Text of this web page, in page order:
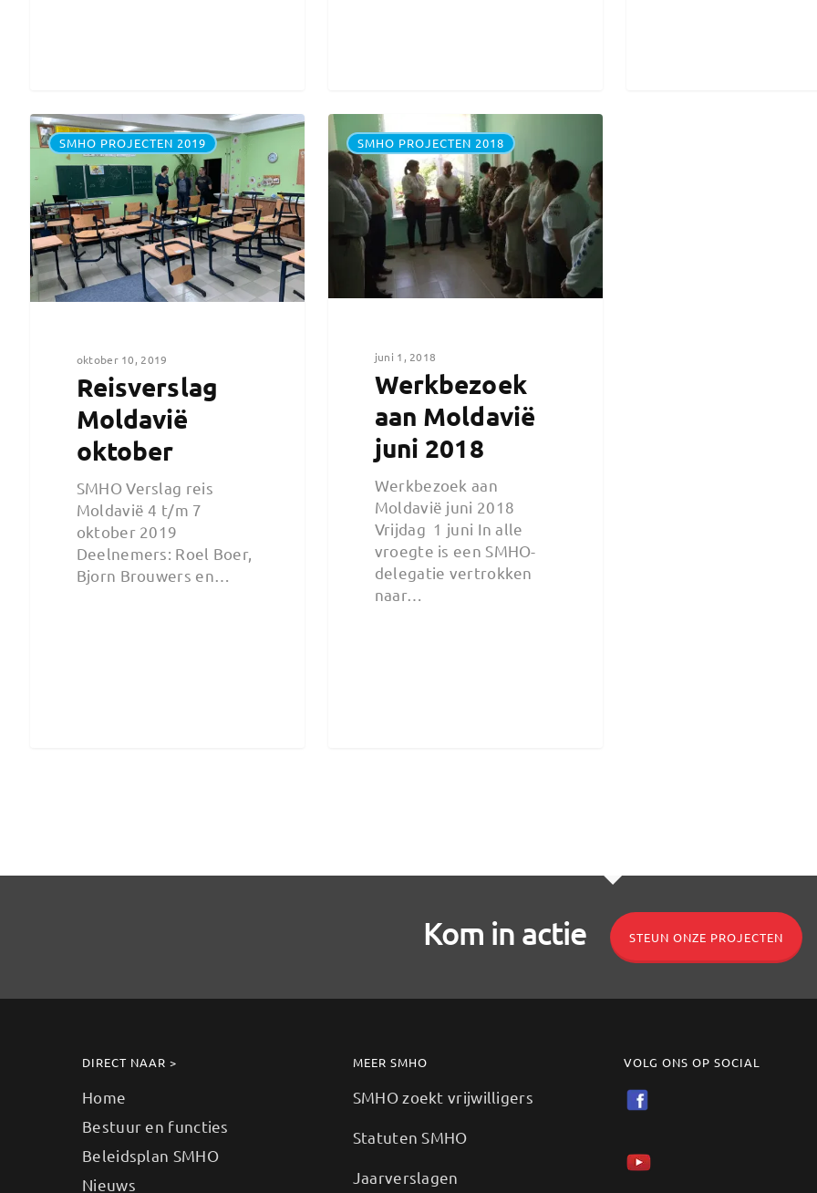
SMHO PROJECTEN 2019
oktober 10, 2019
Reisverslag
Moldavië
oktober
SMHO Verslag reis
Moldavië 4 t/m 7
oktober 2019
Deelnemers: Roel Boer,
Bjorn Brouwers en…
SMHO PROJECTEN 2018
juni 1, 2018
Werkbezoek
aan Moldavië
juni 2018
Werkbezoek aan
Moldavië juni 2018
Vrijdag 1 juni In alle
vroegte is een SMHO-
delegatie vertrokken
naar…
Kom in actie STEUN ONZE PROJECTEN
DIRECT NAAR >
Home
Bestuur en functies
Beleidsplan SMHO
Nieuws
MEER SMHO
SMHO zoekt vrijwilligers
Statuten SMHO
Jaarverslagen
VOLG ONS OP SOCIAL